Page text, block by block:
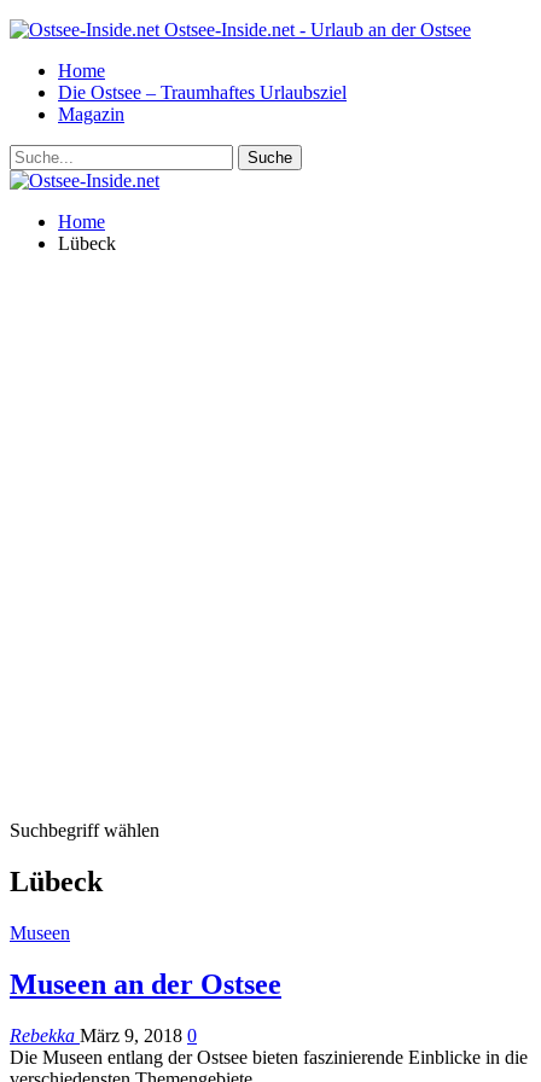
Ostsee-Inside.net - Urlaub an der Ostsee
Home
Die Ostsee – Traumhaftes Urlaubsziel
Magazin
Home
Lübeck
Suchbegriff wählen
Lübeck
Museen
Museen an der Ostsee
Rebekka März 9, 2018 0
Die Museen entlang der Ostsee bieten faszinierende Einblicke in die